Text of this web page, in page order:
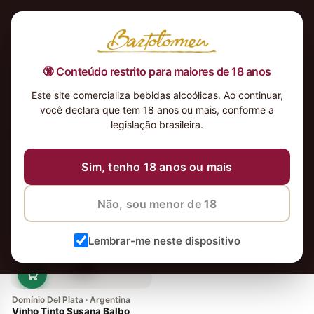
🔞 Conteúdo restrito para maiores de 18 anos
Este site comercializa bebidas alcoólicas. Ao continuar,
você declara que tem 18 anos ou mais, conforme a
legislação brasileira.
Sim, tenho 18 anos ou mais
Não, sou menor de 18
Lembrar-me neste dispositivo
Domínio Del Plata · Argentina
Vinho Tinto Susana Balbo